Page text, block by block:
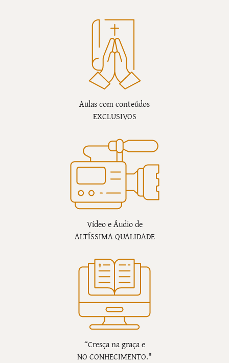
Aulas com conteúdos
EXCLUSIVOS
Vídeo e Áudio de
ALTÍSSIMA QUALIDADE
“Cresça na graça e
NO CONHECIMENTO."